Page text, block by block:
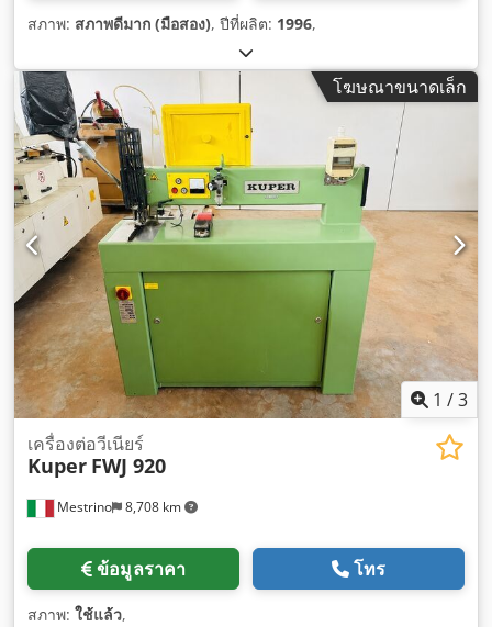
สภาพ: สภาพดีมาก (มือสอง), ปีที่ผลิต: 1996,
โฆษณาขนาดเล็ก
1 /3
Mestrino 8,708 km
เครื่องต่อวีเนียร์
Kuper FWJ 920
ข้อมูลราคา โทร
สภาพ: ใช้แล้ว,